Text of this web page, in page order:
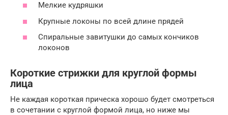
Мелкие кудряшки
Крупные локоны по всей длине прядей
Спиральные завитушки до самых кончиков
локонов
Короткие стрижки для круглой формы
лица
Не каждая короткая прическа хорошо будет смотреться
в сочетании с круглой формой лица, но ниже мы